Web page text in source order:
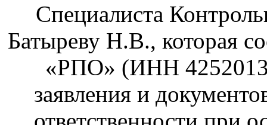
Специалиста
Батыреву Н.В., которая
«РПО» (ИНН
заявления и